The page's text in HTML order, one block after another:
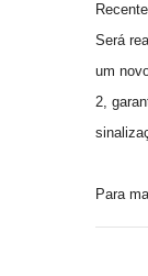
Será
um
2,
Para